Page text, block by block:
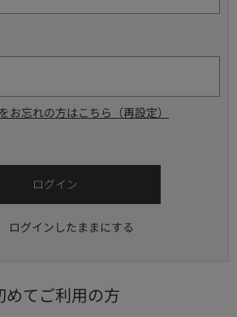
お忘れの方はこちら（再設定）
ログインしたままにする
めてご利用の方